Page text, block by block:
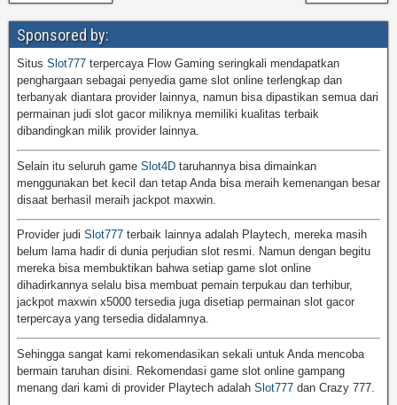
Sponsored by:
Situs Slot777 terpercaya Flow Gaming seringkali mendapatkan
penghargaan sebagai penyedia game slot online terlengkap dan
terbanyak diantara provider lainnya, namun bisa dipastikan semua dari
permainan judi slot gacor miliknya memiliki kualitas terbaik
dibandingkan milik provider lainnya.
Selain itu seluruh game Slot4D taruhannya bisa dimainkan
menggunakan bet kecil dan tetap Anda bisa meraih kemenangan besar
disaat berhasil meraih jackpot maxwin.
Provider judi Slot777 terbaik lainnya adalah Playtech, mereka masih
belum lama hadir di dunia perjudian slot resmi. Namun dengan begitu
mereka bisa membuktikan bahwa setiap game slot online
dihadirkannya selalu bisa membuat pemain terpukau dan terhibur,
jackpot maxwin x5000 tersedia juga disetiap permainan slot gacor
terpercaya yang tersedia didalamnya.
Sehingga sangat kami rekomendasikan sekali untuk Anda mencoba
bermain taruhan disini. Rekomendasi game slot online gampang
menang dari kami di provider Playtech adalah Slot777 dan Crazy 777.